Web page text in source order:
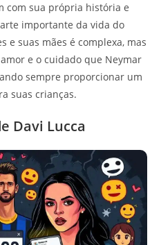
com sua própria história e
importante da vida do
e suas mães é complexa, mas
e o cuidado que Neymar
sempre proporcionar um
suas crianças.
Davi Lucca